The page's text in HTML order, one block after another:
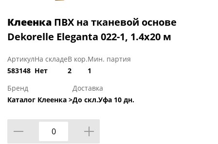
Клеенка ПВХ на тканевой основе
Dekorelle Eleganta 022-1, 1.4х20 м
Артикул
583148
На складе
Нет
В кор.
2
Мин. партия
1
Бренд
Каталог Клеенка >
Доставка
До скл.Уфа 10 дн.